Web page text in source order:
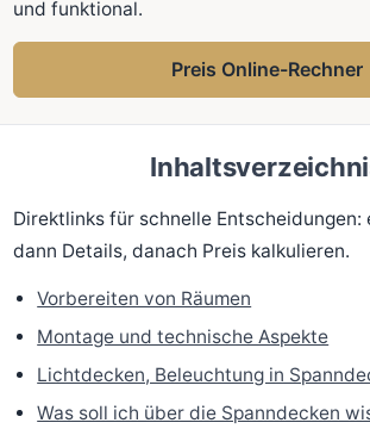
und funktional.
Preis Online-Rechner
Direktlinks für schnelle
dann Details, danach Preis kalkulieren.
Vorbereiten von Räumen
Montage und technische Aspekte
Lichtdecken, Beleuchtung in
Was soll ich über die Spanndecken